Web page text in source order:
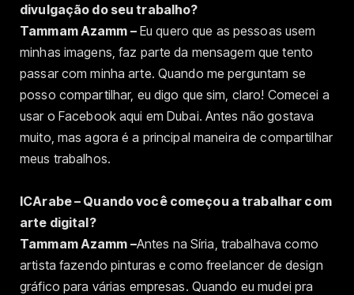
divulgação do seu trabalho?
Tammam Azamm –Eu quero que as pessoas usem
minhas imagens, faz parte da mensagem que tento
passar com minha arte. Quando me perguntam se
posso compartilhar, eu digo que sim, claro! Comecei a
usar o Facebook aqui em Dubai. Antes não gostava
muito, mas agora é a principal maneira de compartilhar
meus trabalhos.
ICArabe – Quando você começou a trabalhar com
arte digital?
Tammam Azamm –Antes na Síria, trabalhava como
artista fazendo pinturas e como freelancer de design
gráfico para várias empresas. Quando eu mudei pra